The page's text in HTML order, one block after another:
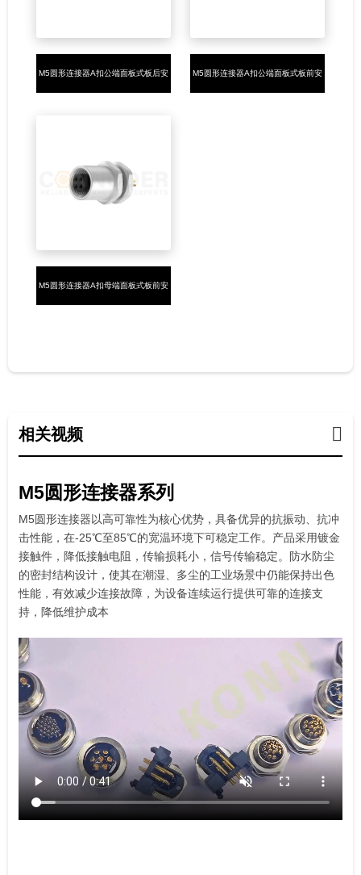
M5圆形连接器A扣公端面板式板后安 M5圆形连接器A扣公端面板式板前安
M5圆形连接器A扣母端面板式板前安
相关视频
M5圆形连接器系列
M5圆形连接器以高可靠性为核心优势，具备优异的抗振动、抗冲
击性能，在-25℃至85℃的宽温环境下可稳定工作。产品采用镀金
接触件，降低接触电阻，传输损耗小，信号传输稳定。防水防尘
的密封结构设计，使其在潮湿、多尘的工业场景中仍能保持出色
性能，有效减少连接故障，为设备连续运行提供可靠的连接支
持，降低维护成本